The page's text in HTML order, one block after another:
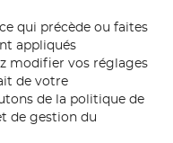
qui précède ou faites
appliqués
modifier vos réglages
de votre
de la politique de
de gestion du